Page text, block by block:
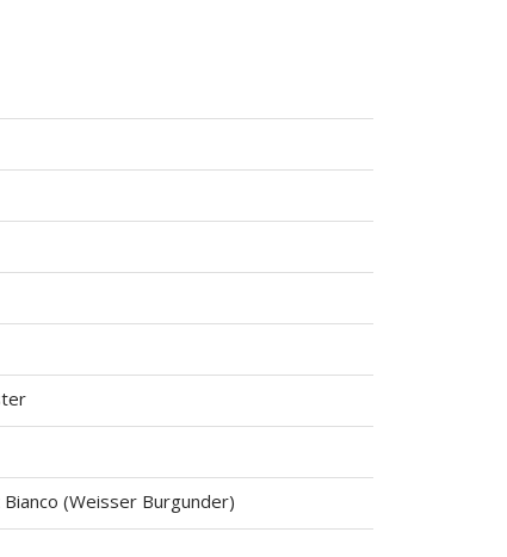
(Weisser Burgunder)